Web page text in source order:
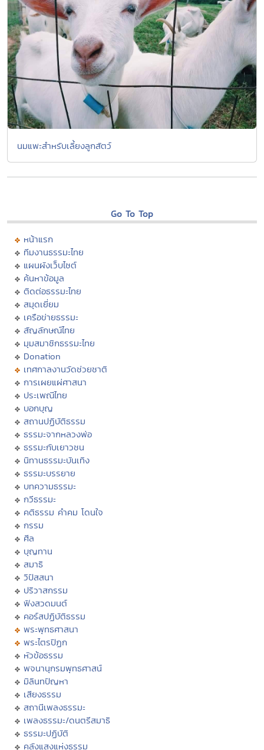
นมแพะสำหรับเลี้ยงลูกสัตว์
Go To Top
หน้าแรก
ทีมงานธรรมะไทย
แผนผังเว็บไซต์
ค้นหาข้อมูล
ติดต่อธรรมะไทย
สมุดเยี่ยม
เครือข่ายธรรมะ
สัญลักษณ์ไทย
มุมสมาชิกธรรมะไทย
Donation
เทศกาลงานวัดช่วยชาติ
การเผยแผ่ศาสนา
ประเพณีไทย
บอกบุญ
สถานปฏิบัติธรรม
ธรรมะจากหลวงพ่อ
ธรรมะกับเยาวชน
นิทานธรรมะบันเทิง
ธรรมะบรรยาย
บทความธรรมะ
กวีธรรมะ
คติธรรม คำคม โดนใจ
กรรม
ศีล
บุญทาน
สมาธิ
วิปัสสนา
ปริวาสกรรม
ฟังสวดมนต์
คอร์สปฏิบัติธรรม
พระพุทธศาสนา
พระไตรปิฏก
หัวข้อธรรม
พจนานุกรมพุทธศาสน์
มิลินทปัญหา
เสียงธรรม
สถานีเพลงธรรมะ
เพลงธรรมะ/ดนตรีสมาธิ
ธรรมะปฏิบัติ
คลังแสงแห่งธรรม